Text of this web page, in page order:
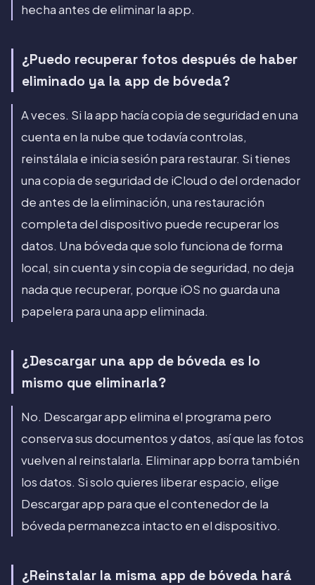
hecha antes de eliminar la app.
¿Puedo recuperar fotos después de haber
eliminado ya la app de bóveda?
A veces. Si la app hacía copia de seguridad en una
cuenta en la nube que todavía controlas,
reinstálala e inicia sesión para restaurar. Si tienes
una copia de seguridad de iCloud o del ordenador
de antes de la eliminación, una restauración
completa del dispositivo puede recuperar los
datos. Una bóveda que solo funciona de forma
local, sin cuenta y sin copia de seguridad, no deja
nada que recuperar, porque iOS no guarda una
papelera para una app eliminada.
¿Descargar una app de bóveda es lo
mismo que eliminarla?
No. Descargar app elimina el programa pero
conserva sus documentos y datos, así que las fotos
vuelven al reinstalarla. Eliminar app borra también
los datos. Si solo quieres liberar espacio, elige
Descargar app para que el contenedor de la
bóveda permanezca intacto en el dispositivo.
¿Reinstalar la misma app de bóveda hará